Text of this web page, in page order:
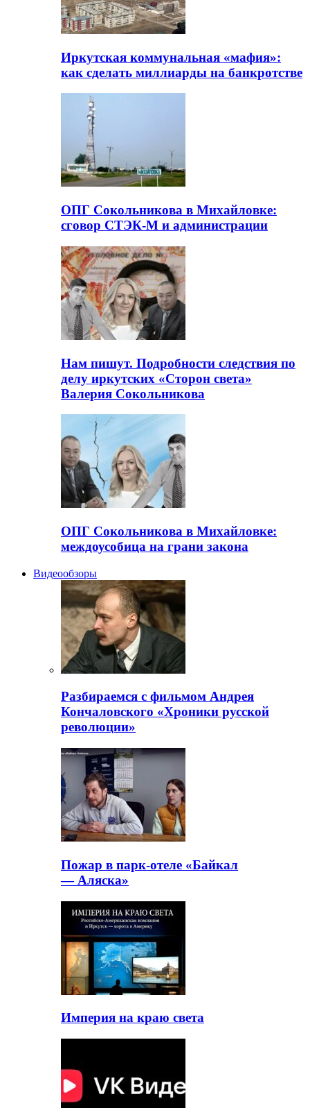
Иркутская коммунальная «мафия»:
как сделать миллиарды на банкротстве
ОПГ Сокольникова в Михайловке:
сговор СТЭК-М и администрации
Нам пишут. Подробности следствия по
делу иркутских «Сторон света»
Валерия Сокольникова
ОПГ Сокольникова в Михайловке:
междоусобица на грани закона
Видеообзоры
Разбираемся с фильмом Андрея
Кончаловского «Хроники русской
революции»
Пожар в парк-отеле «Байкал
— Аляска»
Империя на краю света